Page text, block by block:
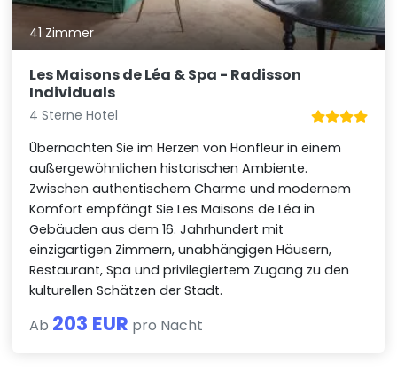
41 Zimmer
Les Maisons de Léa & Spa - Radisson
Individuals
4 Sterne Hotel
Übernachten Sie im Herzen von Honfleur in einem
außergewöhnlichen historischen Ambiente.
Zwischen authentischem Charme und modernem
Komfort empfängt Sie Les Maisons de Léa in
Gebäuden aus dem 16. Jahrhundert mit
einzigartigen Zimmern, unabhängigen Häusern,
Restaurant, Spa und privilegiertem Zugang zu den
kulturellen Schätzen der Stadt.
Ab 203 EUR pro Nacht